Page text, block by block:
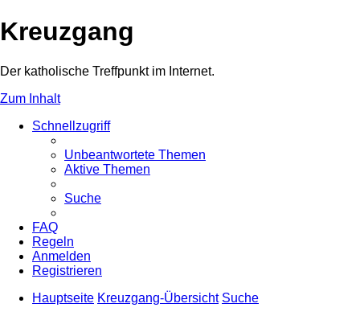
Kreuzgang
Der katholische Treffpunkt im Internet.
Zum Inhalt
Schnellzugriff
Unbeantwortete Themen
Aktive Themen
Suche
FAQ
Regeln
Anmelden
Registrieren
Hauptseite Kreuzgang-Übersicht Suche